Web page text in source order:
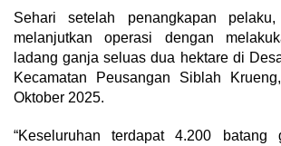
Sehari setelah penangkapan
melanjutkan operasi dengan
ladang ganja seluas dua hektare di
Kecamatan Peusangan Siblah
Oktober 2025.
“Keseluruhan terdapat 4.200